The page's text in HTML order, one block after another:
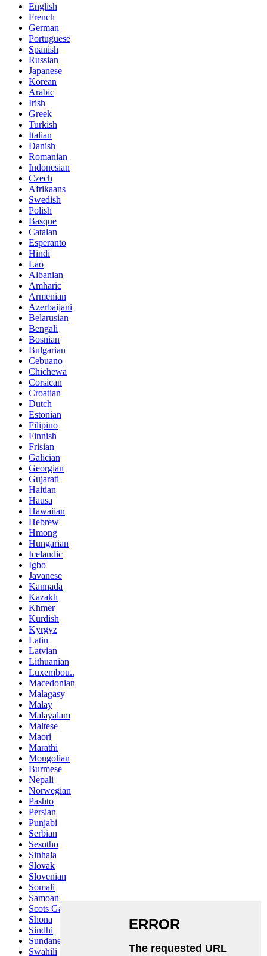
English
French
German
Portuguese
Spanish
Russian
Japanese
Korean
Arabic
Irish
Greek
Turkish
Italian
Danish
Romanian
Indonesian
Czech
Afrikaans
Swedish
Polish
Basque
Catalan
Esperanto
Hindi
Lao
Albanian
Amharic
Armenian
Azerbaijani
Belarusian
Bengali
Bosnian
Bulgarian
Cebuano
Chichewa
Corsican
Croatian
Dutch
Estonian
Filipino
Finnish
Frisian
Galician
Georgian
Gujarati
Haitian
Hausa
Hawaiian
Hebrew
Hmong
Hungarian
Icelandic
Igbo
Javanese
Kannada
Kazakh
Khmer
Kurdish
Kyrgyz
Latin
Latvian
Lithuanian
Luxembou..
Macedonian
Malagasy
Malay
Malayalam
Maltese
Maori
Marathi
Mongolian
Burmese
Nepali
Norwegian
Pashto
Persian
Punjabi
Serbian
Sesotho
Sinhala
Slovak
Slovenian
Somali
Samoan
Scots Gaelic
Shona
Sindhi
Sundanese
Swahili